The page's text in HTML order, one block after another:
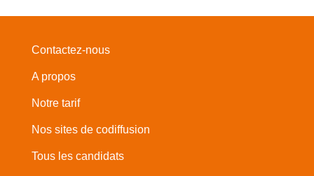
Contactez-nous
A propos
Notre tarif
Nos sites de codiffusion
Tous les candidats